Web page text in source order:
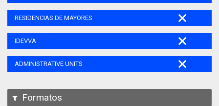
RESIDENCIAS DE MAYORES
IDEVVA
ADMINISTRATIVE UNITS
Formatos